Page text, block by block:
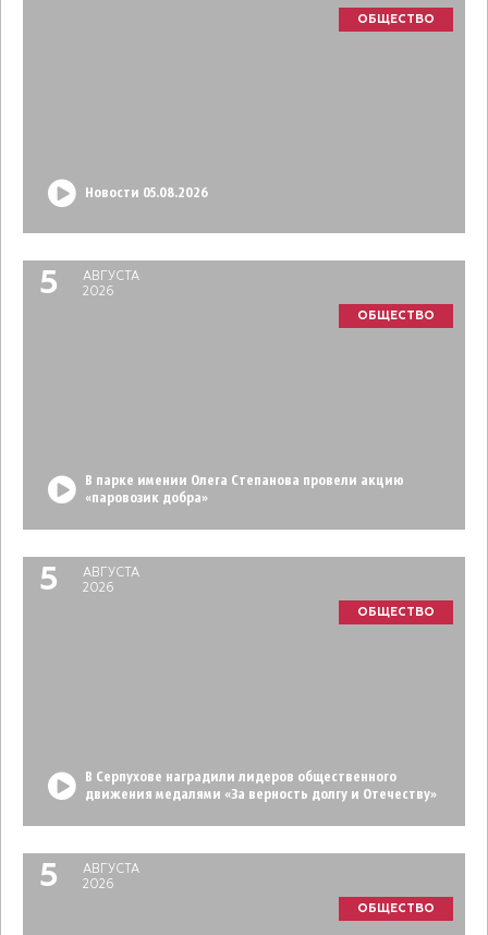
ОБЩЕСТВО
Новости 05.08.2026
5
АВГУСТА
2026
ОБЩЕСТВО
В парке имении Олега Степанова провели акцию
«паровозик добра»
5
АВГУСТА
2026
ОБЩЕСТВО
В Серпухове наградили лидеров общественного
движения медалями «За верность долгу и Отечеству»
5
АВГУСТА
2026
ОБЩЕСТВО